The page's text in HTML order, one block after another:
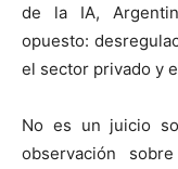
de la IA,
opuesto:
el sector privado y
No es un juicio
observación